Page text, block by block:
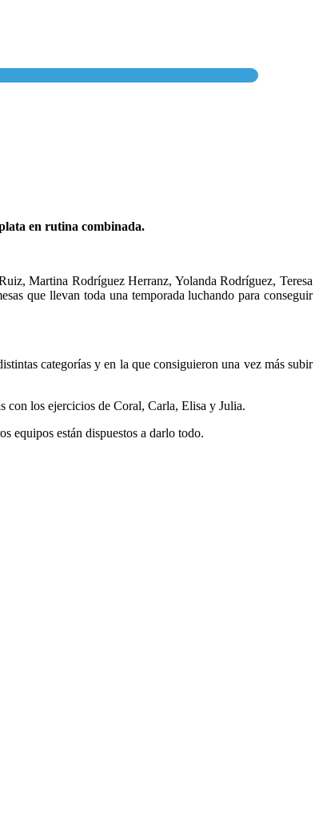
en rutina combinada.
Martina Rodríguez Herranz, Yolanda Rodríguez, Teresa
que llevan toda una temporada luchando para conseguir
categorías y en la que consiguieron una vez más subir
con los ejercicios de Coral, Carla, Elisa y Julia.
equipos están dispuestos a darlo todo.